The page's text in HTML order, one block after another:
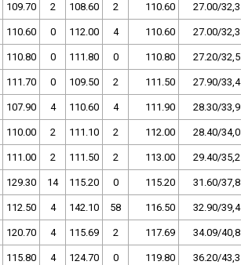
109.70 2 108.60 2 110.60 27.00/32,3
110.60 0 112.00 4 110.60 27.00/32,3
110.80 0 111.80 0 110.80 27.20/32,5
111.70 0 109.50 2 111.50 27.90/33,4
107.90 4 110.60 4 111.90 28.30/33,9
110.00 2 111.10 2 112.00 28.40/34,0
111.00 2 111.50 2 113.00 29.40/35,2
129.30 14 115.20 0 115.20 31.60/37,8
112.50 4 142.10 58 116.50 32.90/39,4
120.70 4 115.69 2 117.69 34.09/40,8
115.80 4 124.70 0 119.80 36.20/43,3